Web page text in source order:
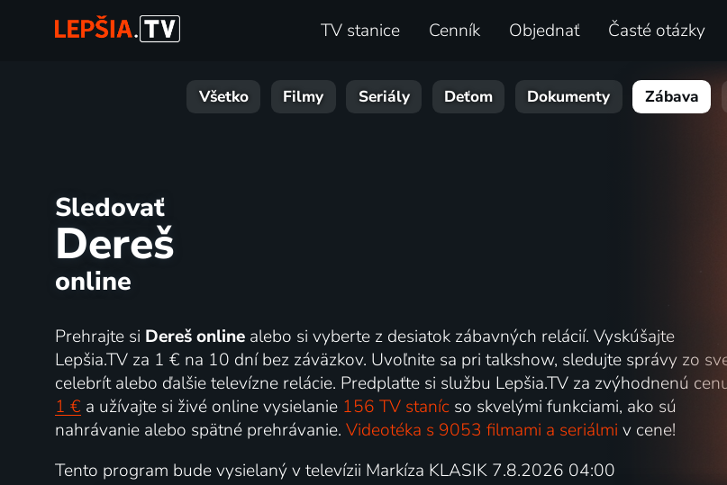
TV stanice Cenník Objednať Časté otázky
Všetko Filmy Seriály Deťom Dokumenty Zábava
Sledovať
Dereš
online
Prehrajte si Dereš onlinealebo si vyberte z desiatok zábavných relácií. Vyskúšajte
Lepšia.TV za 1 € na 10 dní bez záväzkov. Uvoľnite sa pri talkshow, sledujte správy zo
celebrít alebo ďalšie televízne relácie. Predplaťte si službu Lepšia.TV za zvýhodnenú
1 € a užívajte si živé online vysielanie 156 TV stanícso skvelými funkciami, ako sú
nahrávanie alebo spätné prehrávanie. Videotéka s 9053 filmami a seriálmi v cene!
Tento program bude vysielaný v televízii Markíza KLASIK 7.8.2026 04:00